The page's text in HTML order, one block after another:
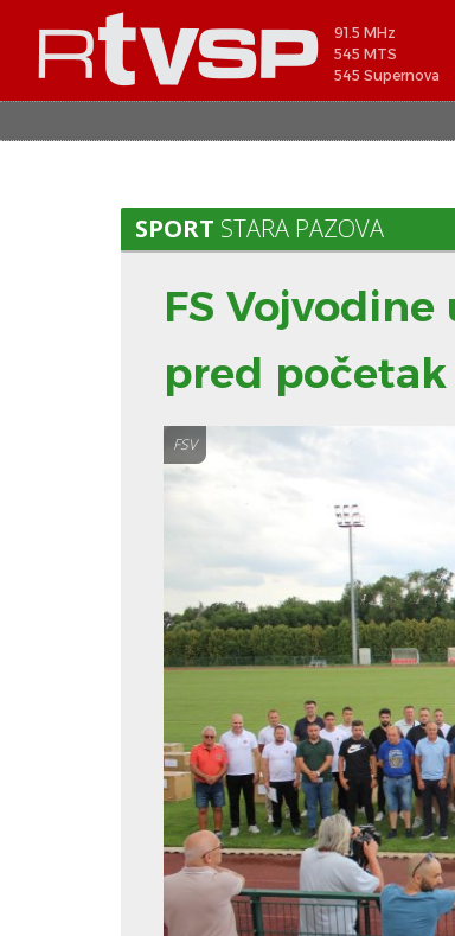
91.5 MHz
545 MTS
545 Supernova
SPORT STARA PAZOVA
FS
pred
FSV